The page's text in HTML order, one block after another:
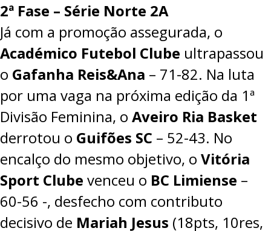
2ª Fase – Série Norte 2A
Já com a promoção assegurada, o
Académico Futebol Clube ultrapassou
o Gafanha Reis&Ana – 71-82. Na luta
por uma vaga na próxima edição da 1ª
Divisão Feminina, o Aveiro Ria Basket
derrotou o Guifões SC – 52-43. No
encalço do mesmo objetivo, o Vitória
Sport Clube venceu o BC Limiense –
60-56 -, desfecho com contributo
decisivo de Mariah Jesus (18pts, 10res,